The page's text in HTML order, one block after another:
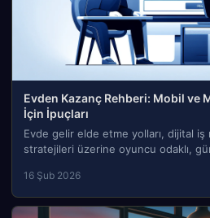
Evden Kazanç Rehberi: Mobil ve
İçin İpuçları
Evde gelir elde etme yolları, dijital
stratejileri üzerine oyuncu odaklı,
16 Şub 2026